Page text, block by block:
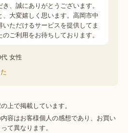
、誠にありがとうございます。
大変嬉しく思います。高岡市中
ただけるサービスを提供してま
ご利用をお待ちしております。
女性
上で掲載しています。
容はお客様個人の感想であり、お買い
て異なります。